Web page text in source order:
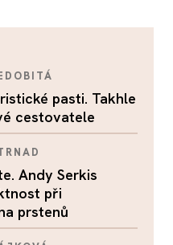
pasti. Takhle
cestovatele
Andy Serkis
při
prstenů